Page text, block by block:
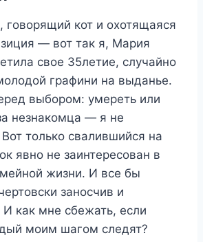
говорящий кот и охотящаяся
— вот так я, Мария
свое 35летие, случайно
графини на выданье.
выбором: умереть или
незнакомца — я не
только свалившийся на
явно не заинтересован в
жизни. И все бы
заносчив и
как мне сбежать, если
моим шагом следят?